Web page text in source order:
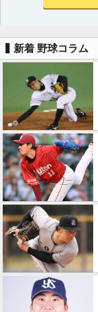
新着 野球コラム